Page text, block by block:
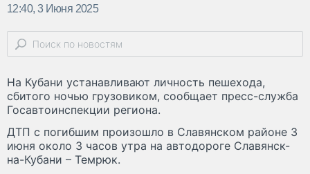
12:40, 3 Июня 2025
На Кубани устанавливают личность пешехода,
сбитого ночью грузовиком, сообщает пресс-служба
Госавтоинспекции региона.
ДТП с погибшим произошло в Славянском районе 3
июня около 3 часов утра на автодороге Славянск-
на-Кубани – Темрюк.